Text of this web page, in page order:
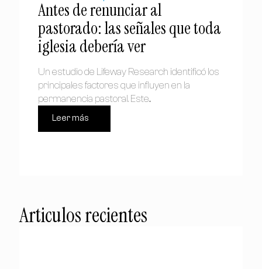
Antes de renunciar al
pastorado: las señales que toda
iglesia debería ver
Un estudio de Lifeway Research identificó los
principales factores que influyen en la
permanencia pastoral. Este...
Leer más
Articulos recientes